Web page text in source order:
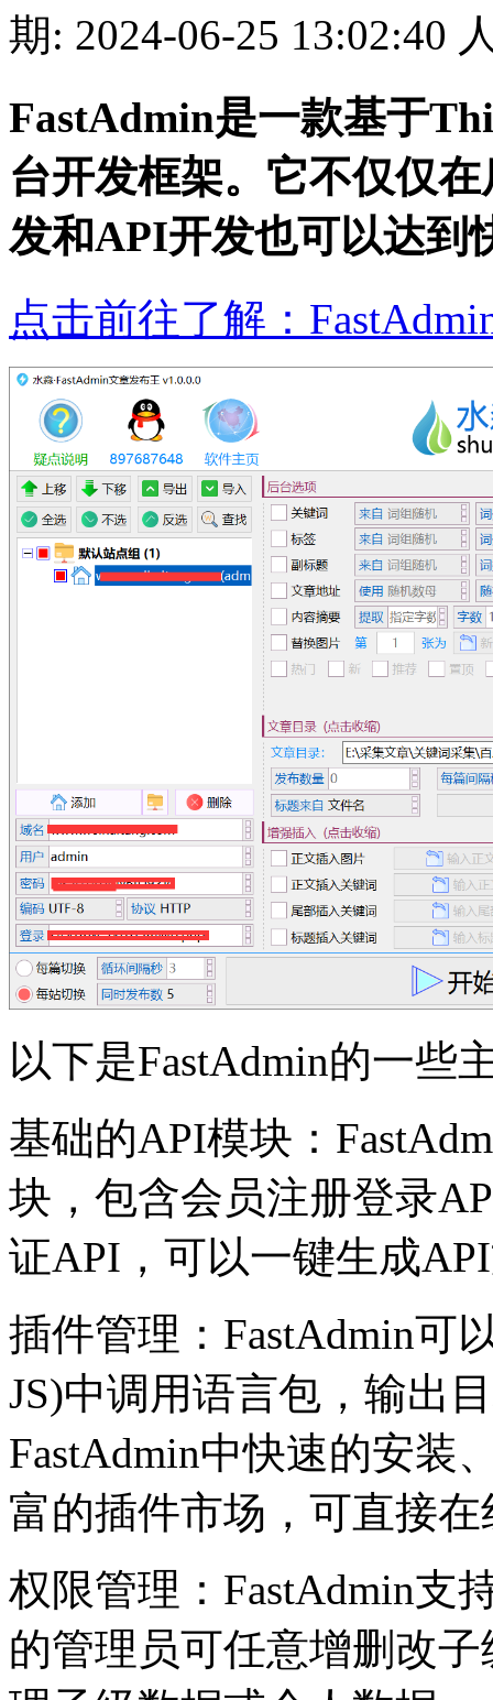
期: 2024-06-25 13:02:40
FastAdmin是一款基于
台开发框架。它不仅仅
发和API开发也可以达到
点击前往了解：
以下是FastAdmin的一些
基础的API模块：
块，包含会员注册登录
证API，可以一键生成
插件管理：FastAdmin可
JS)中调用语言包，输出
FastAdmin中快速的安装
富的插件市场，可直接
权限管理：FastAdmin支
的管理员可任意增删改